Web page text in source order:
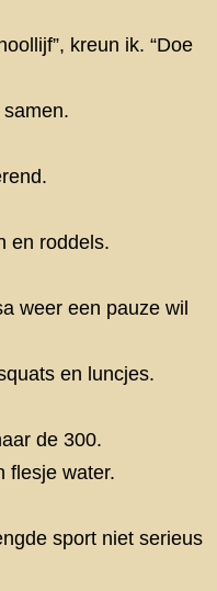
kreun ik. “Doe
en roddels.
weer een pauze wil
en luncjes.
de 300.
flesje water.
sport niet serieus